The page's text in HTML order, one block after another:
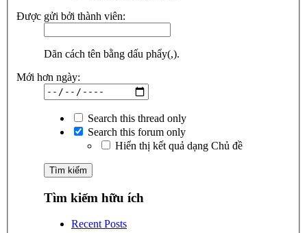
Được gửi bởi thành viên:
Dãn cách tên bằng dấu phẩy(,).
Mới hơn ngày:
Search this thread only
Search this forum only
Hiển thị kết quả dạng Chủ đề
Tìm kiếm hữu ích
Recent Posts